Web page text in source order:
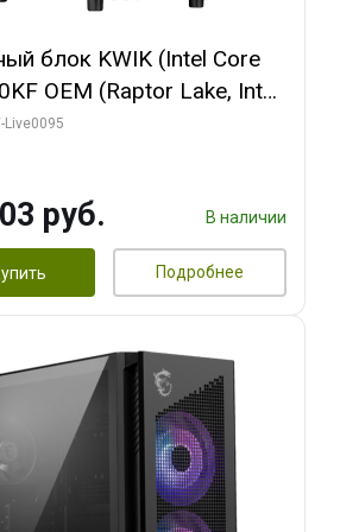
блок KWIK (Intel Core
OEM (Raptor Lake, Intel
8PC/ 32 ГБ ОЗУ (2
ГБ SSD)
Live0095
руб. В наличии
Подробнее